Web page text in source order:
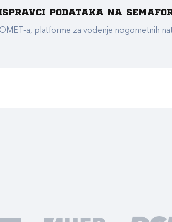
podataka na
a, platforme za vođenje nogometnih